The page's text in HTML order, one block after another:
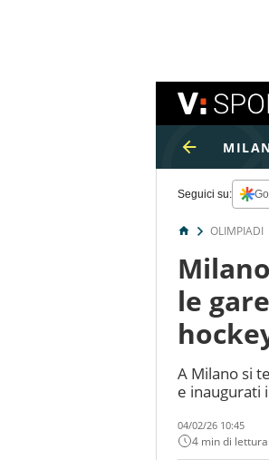
Seguici su:
OLIMPIADI
le
A Milano si
e inaugurati
04/02/26 10:45
4 min di lettura